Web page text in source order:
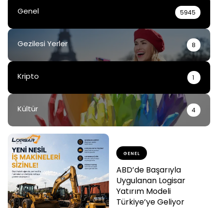
Genel 5945
Gezilesi Yerler 8
Kripto 1
Kültür 4
GENEL
ABD’de Başarıyla
Uygulanan Logisar
Yatırım Modeli
Türkiye’ye Geliyor